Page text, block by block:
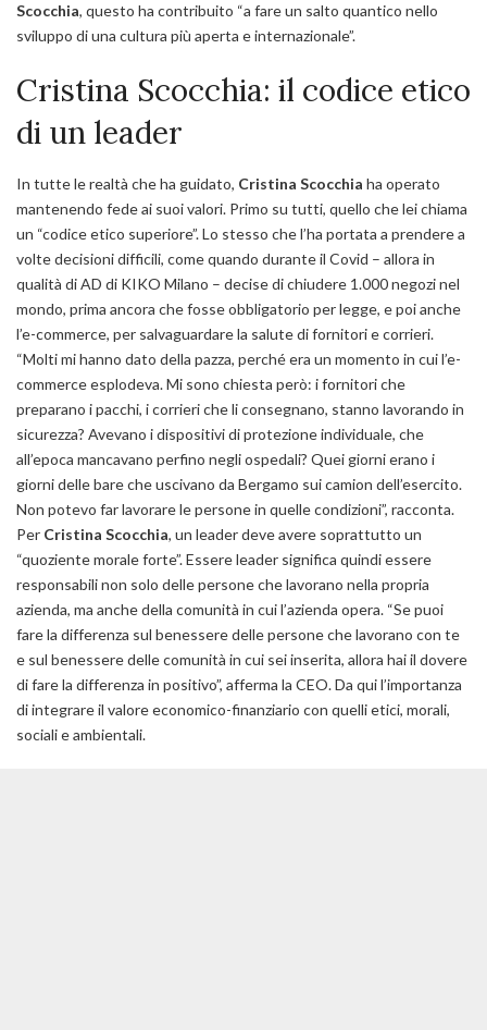
Scocchia, questo ha contribuito “a fare un salto quantico nello
sviluppo di una cultura più aperta e internazionale”.
Cristina Scocchia: il codice etico
di un leader
In tutte le realtà che ha guidato, Cristina Scocchia ha operato
mantenendo fede ai suoi valori. Primo su tutti, quello che lei chiama
un “codice etico superiore”. Lo stesso che l’ha portata a prendere a
volte decisioni difficili, come quando durante il Covid – allora in
qualità di AD di KIKO Milano – decise di chiudere 1.000 negozi nel
mondo, prima ancora che fosse obbligatorio per legge, e poi anche
l’e-commerce, per salvaguardare la salute di fornitori e corrieri.
“Molti mi hanno dato della pazza, perché era un momento in cui l’e-
commerce esplodeva. Mi sono chiesta però: i fornitori che
preparano i pacchi, i corrieri che li consegnano, stanno lavorando in
sicurezza? Avevano i dispositivi di protezione individuale, che
all’epoca mancavano perfino negli ospedali? Quei giorni erano i
giorni delle bare che uscivano da Bergamo sui camion dell’esercito.
Non potevo far lavorare le persone in quelle condizioni”, racconta.
Per Cristina Scocchia, un leader deve avere soprattutto un
“quoziente morale forte”. Essere leader significa quindi essere
responsabili non solo delle persone che lavorano nella propria
azienda, ma anche della comunità in cui l’azienda opera. “Se puoi
fare la differenza sul benessere delle persone che lavorano con te
e sul benessere delle comunità in cui sei inserita, allora hai il dovere
di fare la differenza in positivo”, afferma la CEO. Da qui l’importanza
di integrare il valore economico-finanziario con quelli etici, morali,
sociali e ambientali.